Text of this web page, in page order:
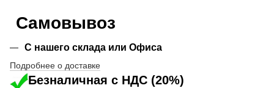
Самовывоз
С нашего склада или Офиса
Подробнее о доставке
Безналичная с НДС (20%)